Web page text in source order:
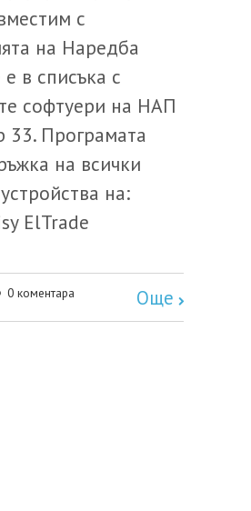
с
на Наредба
в списъка с
софтуери на НАП
33. Програмата
на всички
на:
ElTrade
0 коментара Още